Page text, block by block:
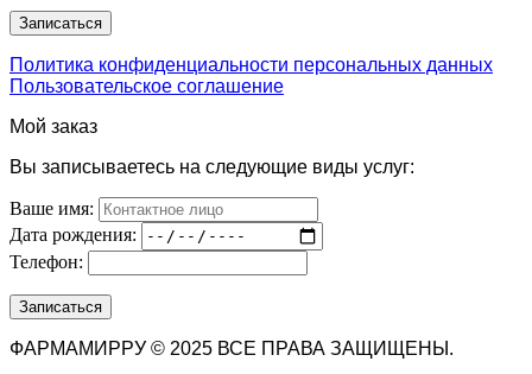
Политика конфиденциальности персональных данных
Пользовательское соглашение
Мой заказ
Вы записываетесь на следующие виды услуг:
Ваше имя:
Дата рождения:
Телефон:
ФАРМАМИРРУ © 2025 ВСЕ ПРАВА ЗАЩИЩЕНЫ.